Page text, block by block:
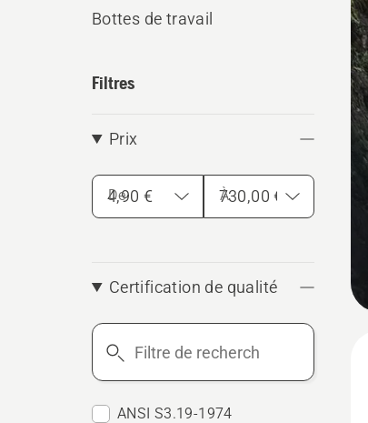
Bottes de travail
Filtres
Prix
De À
Certification de qualité
Filtre
ANSI S3.19-1974